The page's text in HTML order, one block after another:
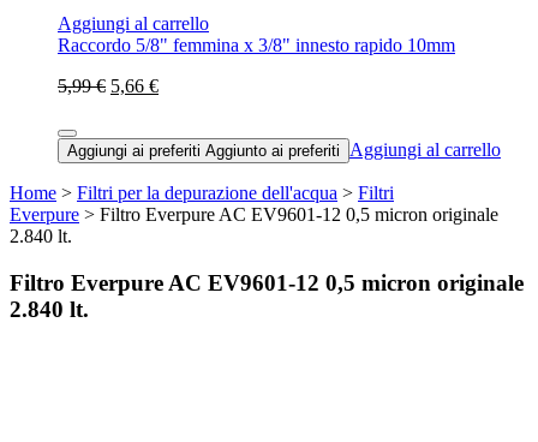
Aggiungi al carrello
Raccordo 5/8" femmina x 3/8" innesto rapido 10mm
5,99 € 5,66 €
Aggiungi ai preferiti Aggiunto ai preferiti Aggiungi al carrello
Home > Filtri per la depurazione dell'acqua > Filtri
Everpure > Filtro Everpure AC EV9601-12 0,5 micron originale
2.840 lt.
Filtro Everpure AC EV9601-12 0,5 micron originale
2.840 lt.